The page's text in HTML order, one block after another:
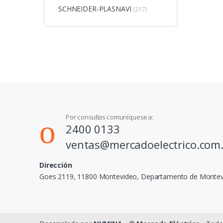
SCHNEIDER-PLASNAVI (217)
Por consultas comuníquese a:
2400 0133
Dirección
Goes 2119, 11800 Montevideo, Departamento de